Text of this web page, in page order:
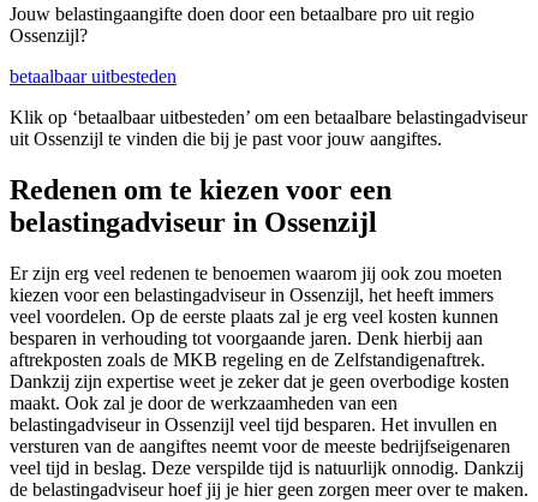
Jouw belastingaangifte doen door een betaalbare pro uit regio
Ossenzijl?
betaalbaar uitbesteden
Klik op ‘betaalbaar uitbesteden’ om een betaalbare belastingadviseur
uit Ossenzijl te vinden die bij je past voor jouw aangiftes.
Redenen om te kiezen voor een
belastingadviseur in Ossenzijl
Er zijn erg veel redenen te benoemen waarom jij ook zou moeten
kiezen voor een belastingadviseur in Ossenzijl, het heeft immers
veel voordelen. Op de eerste plaats zal je erg veel kosten kunnen
besparen in verhouding tot voorgaande jaren. Denk hierbij aan
aftrekposten zoals de MKB regeling en de Zelfstandigenaftrek.
Dankzij zijn expertise weet je zeker dat je geen overbodige kosten
maakt. Ook zal je door de werkzaamheden van een
belastingadviseur in Ossenzijl veel tijd besparen. Het invullen en
versturen van de aangiftes neemt voor de meeste bedrijfseigenaren
veel tijd in beslag. Deze verspilde tijd is natuurlijk onnodig. Dankzij
de belastingadviseur hoef jij je hier geen zorgen meer over te maken.